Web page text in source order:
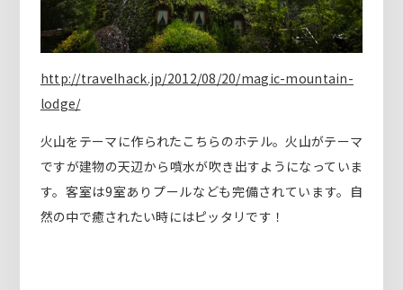
http://travelhack.jp/2012/08/20/magic-mountain-
lodge/
火山をテーマに作られたこちらのホテル。火山がテーマ
ですが建物の天辺から噴水が吹き出すようになっていま
す。客室は9室ありプールなども完備されています。自
然の中で癒されたい時にはピッタリです！